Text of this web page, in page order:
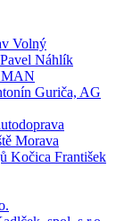
Volný
Náhlík
Guriča, AG
Morava
Kočica František